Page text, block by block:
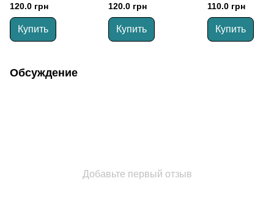
WAVE - 30 мл
120.0 грн
Купить
SUN RISE - 30 мл
120.0 грн
Купить
краситель Gelly
Glaze - 20 мл
110.0 грн
Купить
Обсуждение
Добавьте первый отзыв